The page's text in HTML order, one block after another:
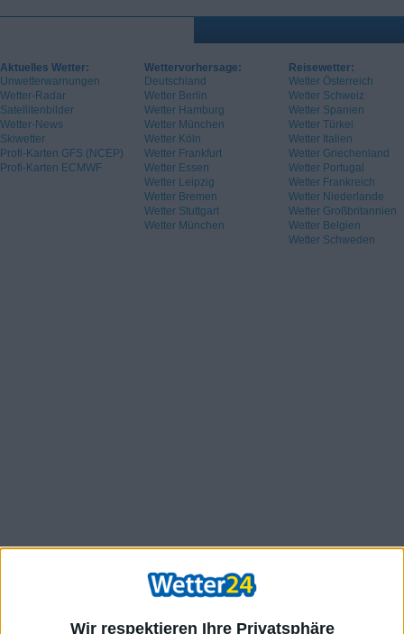
Wir respektieren Ihre Privatsphäre
Aktuelles Wetter:
Unwetterwarnungen
Wetter-Radar
Satellitenbilder
Wetter-News
Skiwetter
Profi-Karten GFS (NCEP)
Profi-Karten ECMWF
Wettervorhersage:
Deutschland
Wetter Berlin
Wetter Hamburg
Wetter München
Wetter Köln
Wetter Frankfurt
Wetter Essen
Wetter Leipzig
Wetter Bremen
Wetter Stuttgart
Wetter München
Reisewetter:
Wetter Österreich
Wetter Schweiz
Wetter Spanien
Wetter Türkei
Wetter Italien
Wetter Griechenland
Wetter Portugal
Wetter Frankreich
Wetter Niederlande
Wetter Großbritannien
Wetter Belgien
Wetter Schweden